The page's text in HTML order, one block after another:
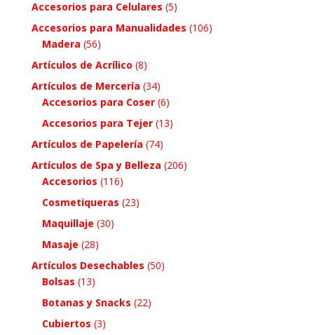
Accesorios para Celulares (5)
Accesorios para Manualidades (106)
Madera (56)
Artículos de Acrílico (8)
Artículos de Mercería (34)
Accesorios para Coser (6)
Accesorios para Tejer (13)
Artículos de Papelería (74)
Artículos de Spa y Belleza (206)
Accesorios (116)
Cosmetiqueras (23)
Maquillaje (30)
Masaje (28)
Artículos Desechables (50)
Bolsas (13)
Botanas y Snacks (22)
Cubiertos (3)